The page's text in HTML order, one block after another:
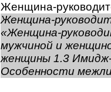
Женщина-
Женщина-
«Женщина-
мужчиной и
женщины 1.3 Имидж-
Особенности